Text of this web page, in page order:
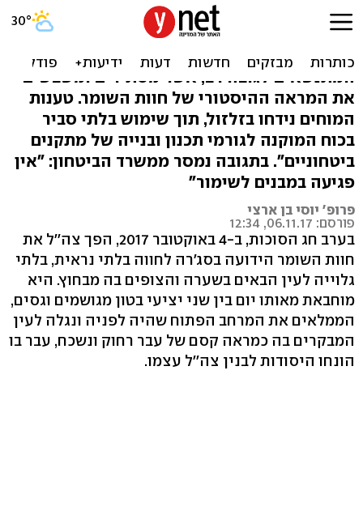
מי ישמור על חוות השומר?
"במקום נבנו בהשקעה גדולה שני יציעי הבטון
המתנשאים לגובה רב, אשר מסתירים ומשבשים
את המראה ההיסטורי של חוות השומר. טענות
המוחים נידחו בזלזול, תוך שימוש בלתי סביר
בכוח המוקנה לגורמי תכנון ובנייה של מתקנים
ביטחוניים". בתגובה נמסר ממשרד הביטחון: "אין
פגיעה במבנים לשימור"
פרופ' יוסי בן ארצי
פורסם: 06.11.17, 12:34
בערב חג הסוכות, ב-4 באוקטובר 2017, הפך צה''ל את
חוות השומר הידועה בסג'רה לחווה בלתי נראית, בלתי
גלוייה לעין הבאים בשערה והצופים בה מבחוץ. היא
מוחבאת מאותו יום בין שני יציעי בטון מגושמים וגסים,
הממלאים את המרחב הפתוח שהיה לפניה ונגלה לעין
המבקרים בה כמראה קסם של עבר רחוק ונשכח, עבר בו
הונחו היסודות לבנין צה''ל עצמו.